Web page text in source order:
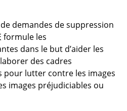
demandes de suppression
formule les
dans le but d’aider les
des cadres
pour lutter contre les images
images préjudiciables ou